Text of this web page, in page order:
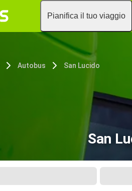
Pianifica il tuo viaggio
Autobus San Lucido
San